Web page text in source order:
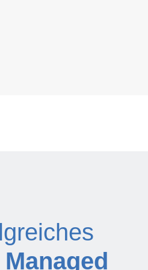
Managed